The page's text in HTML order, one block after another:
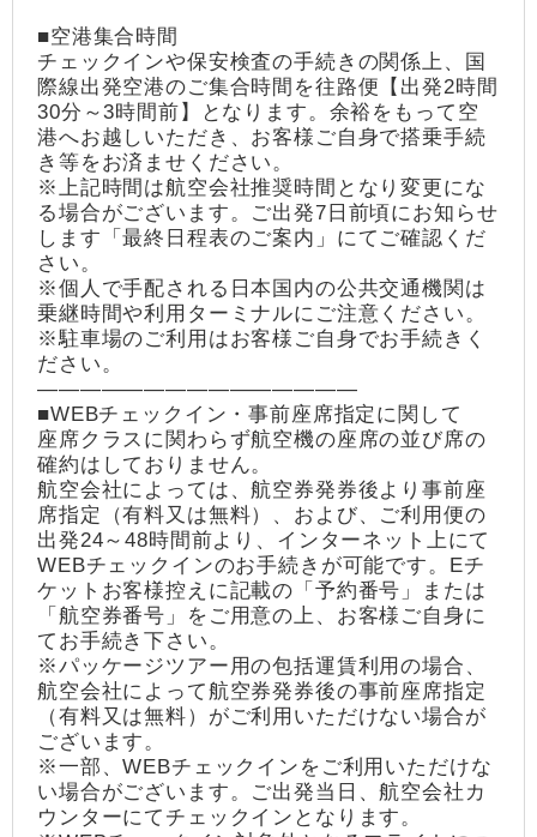
■空港集合時間
チェックインや保安検査の手続きの関係上、国
際線出発空港のご集合時間を往路便【出発2時間
30分～3時間前】となります。余裕をもって空
港へお越しいただき、お客様ご自身で搭乗手続
き等をお済ませください。
※上記時間は航空会社推奨時間となり変更にな
る場合がございます。ご出発7日前頃にお知らせ
します「最終日程表のご案内」にてご確認くだ
さい。
※個人で手配される日本国内の公共交通機関は
乗継時間や利用ターミナルにご注意ください。
※駐車場のご利用はお客様ご自身でお手続きく
ださい。
―――――――――――――――
■WEBチェックイン・事前座席指定に関して
座席クラスに関わらず航空機の座席の並び席の
確約はしておりません。
航空会社によっては、航空券発券後より事前座
席指定（有料又は無料）、および、ご利用便の
出発24～48時間前より、インターネット上にて
WEBチェックインのお手続きが可能です。Eチ
ケットお客様控えに記載の「予約番号」または
「航空券番号」をご用意の上、お客様ご自身に
てお手続き下さい。
※パッケージツアー用の包括運賃利用の場合、
航空会社によって航空券発券後の事前座席指定
（有料又は無料）がご利用いただけない場合が
ございます。
※一部、WEBチェックインをご利用いただけな
い場合がございます。ご出発当日、航空会社カ
ウンターにてチェックインとなります。